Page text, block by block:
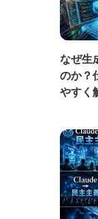
なぜ生
のか？
やすく